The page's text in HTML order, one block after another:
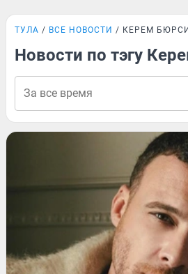
ТУЛА ВСЕ НОВОСТИ КЕРЕМ
Новости по тэгу